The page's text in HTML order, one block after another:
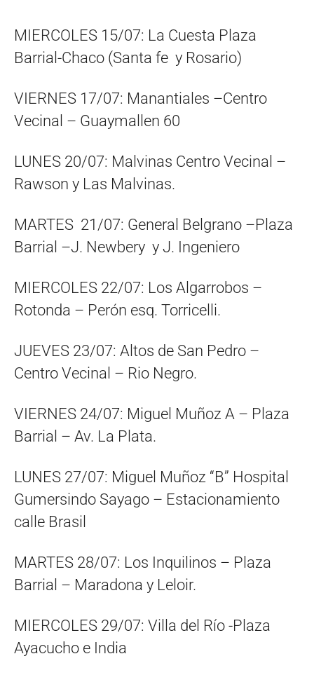
MIERCOLES 15/07: La Cuesta Plaza
Barrial-Chaco (Santa fe y Rosario)
VIERNES 17/07: Manantiales –Centro
Vecinal – Guaymallen 60
LUNES 20/07: Malvinas Centro Vecinal –
Rawson y Las Malvinas.
MARTES 21/07: General Belgrano –Plaza
Barrial –J. Newbery y J. Ingeniero
MIERCOLES 22/07: Los Algarrobos –
Rotonda – Perón esq. Torricelli.
JUEVES 23/07: Altos de San Pedro –
Centro Vecinal – Rio Negro.
VIERNES 24/07: Miguel Muñoz A – Plaza
Barrial – Av. La Plata.
LUNES 27/07: Miguel Muñoz “B” Hospital
Gumersindo Sayago – Estacionamiento
calle Brasil
MARTES 28/07: Los Inquilinos – Plaza
Barrial – Maradona y Leloir.
MIERCOLES 29/07: Villa del Río -Plaza
Ayacucho e India